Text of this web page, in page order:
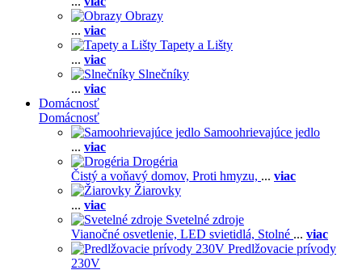
Obrazy
... viac
Tapety a Lišty
... viac
Slnečníky
... viac
Domácnosť
Domácnosť
Samoohrievajúce jedlo
... viac
Drogéria
Čistý a voňavý domov, Proti hmyzu, ... viac
Žiarovky
... viac
Svetelné zdroje
Vianočné osvetlenie, LED svietidlá, Stolné ... viac
Predlžovacie prívody
230V